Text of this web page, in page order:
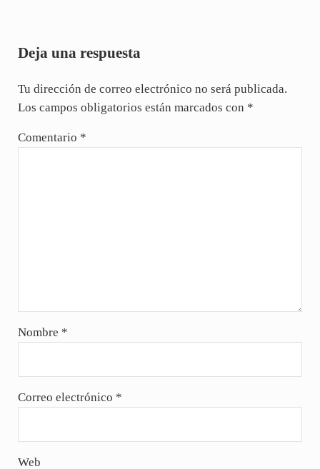
Deja una respuesta
Tu dirección de correo electrónico no será publicada.
Los campos obligatorios están marcados con *
Comentario *
Nombre *
Correo electrónico *
Web